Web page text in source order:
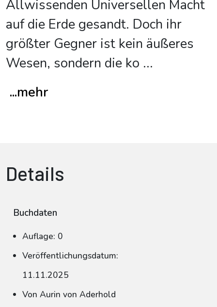
Allwissenden Universellen Macht
auf die Erde gesandt. Doch ihr
größter Gegner ist kein äußeres
Wesen, sondern die ko ...
...mehr
Details
Buchdaten
Auflage: 0
Veröffentlichungsdatum:
11.11.2025
Von Aurin von Aderhold